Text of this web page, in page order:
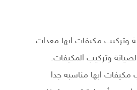
وتركيب مكيفات ابها معدات
وتركيب المكيفات.
مكيفات ابها مناسبه جدا